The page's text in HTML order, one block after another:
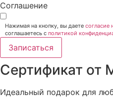
Соглашение
Нажимая на кнопку, вы даете согласие
соглашаетесь c политикой
Записаться
Сертификат от
Идеальный подарок для